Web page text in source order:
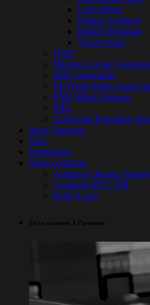
Les Chênes
Pasteur Avignon
Robert Schuman
Victor Hugo
ITEP
Mission Locale
MJC Carpentras
PIJ (Point Infos Jeunes
PNR Mont-Ventoux
PRE
Université Populaire
Infos Vaucluse
Jeux
Partenaires
Nous contacter
Artistes et Jeunes Talents
Contacter RTV FM
Notre Logo
En ce moment à l’antenne